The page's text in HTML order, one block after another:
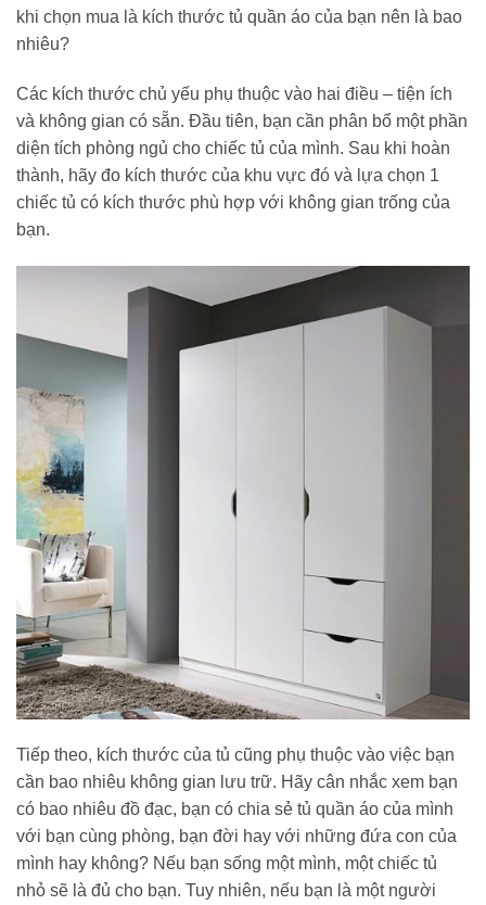
khi chọn mua là kích thước tủ quần áo của bạn nên là bao
nhiêu?
Các kích thước chủ yếu phụ thuộc vào hai điều – tiện ích
và không gian có sẵn. Đầu tiên, bạn cần phân bổ một phần
diện tích phòng ngủ cho chiếc tủ của mình. Sau khi hoàn
thành, hãy đo kích thước của khu vực đó và lựa chọn 1
chiếc tủ có kích thước phù hợp với không gian trống của
bạn.
Tiếp theo, kích thước của tủ cũng phụ thuộc vào việc bạn
cần bao nhiêu không gian lưu trữ. Hãy cân nhắc xem bạn
có bao nhiêu đồ đạc, bạn có chia sẻ tủ quần áo của mình
với bạn cùng phòng, bạn đời hay với những đứa con của
mình hay không? Nếu bạn sống một mình, một chiếc tủ
nhỏ sẽ là đủ cho bạn. Tuy nhiên, nếu bạn là một người